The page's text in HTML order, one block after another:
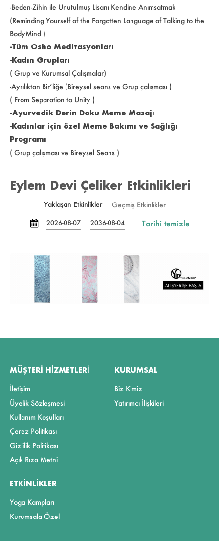
-Beden-Zihin ile Unutulmuş Lisanı Kendine Anımsatmak
(Reminding Yourself of the Forgotten Language of Talking to the
BodyMind )
-Tüm Osho Meditasyonları
-Kadın Grupları
( Grup ve Kurumsal Çalışmalar)
-Ayrılıktan Bir’liğe (Bireysel seans ve Grup çalışması )
( From Separation to Unity )
-Ayurvedik Derin Doku Meme Masajı
-Kadınlar için özel Meme Bakımı ve Sağlığı
Programı
( Grup çalışması ve Bireysel Seans )
Eylem Devi Çeliker Etkinlikleri
Yaklaşan Etkinlikler Geçmiş Etkinlikler
2026-08-07 2036-08-04 Tarihi temizle
MÜŞTERI HIZMETLERI
İletişim
Üyelik Sözleşmesi
Kullanım Koşulları
Çerez Politikası
Gizlilik Politikası
Açık Rıza Metni
KURUMSAL
Biz Kimiz
Yatırımcı İlişkileri
ETKINLIKLER
Yoga Kampları
Kurumsala Özel